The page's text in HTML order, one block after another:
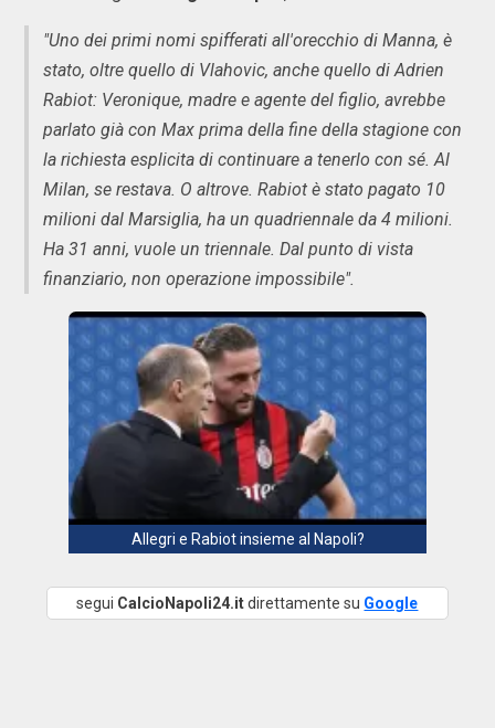
"Uno dei primi nomi spifferati all'orecchio di Manna, è
stato, oltre quello di Vlahovic, anche quello di Adrien
Rabiot: Veronique, madre e agente del figlio, avrebbe
parlato già con Max prima della fine della stagione con
la richiesta esplicita di continuare a tenerlo con sé. Al
Milan, se restava. O altrove. Rabiot è stato pagato 10
milioni dal Marsiglia, ha un quadriennale da 4 milioni.
Ha 31 anni, vuole un triennale. Dal punto di vista
finanziario, non operazione impossibile".
Allegri e Rabiot insieme al Napoli?
segui CalcioNapoli24.itdirettamente su Google